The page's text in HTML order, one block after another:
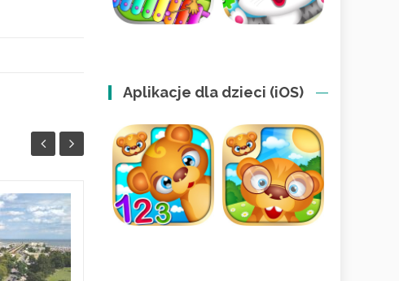
11
Jak wspierać dziecko
Aplikacje dla dzieci (iOS)